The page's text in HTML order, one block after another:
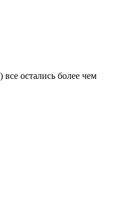
остались более чем